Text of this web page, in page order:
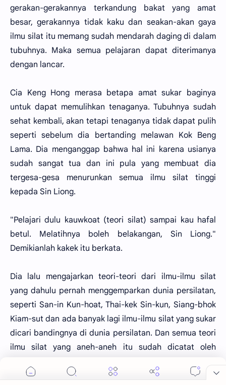
gerakan-gerakannya terkandung bakat yang amat
besar, gerakannya tidak kaku dan seakan-akan gaya
ilmu silat itu memang sudah mendarah daging di dalam
tubuhnya. Maka semua pelajaran dapat diterimanya
dengan lancar.
Cia Keng Hong merasa betapa amat sukar baginya
untuk dapat memulihkan tenaganya. Tubuhnya sudah
sehat kembali, akan tetapi tenaganya tidak dapat pulih
seperti sebelum dia bertanding melawan Kok Beng
Lama. Dia menganggap bahwa hal ini karena usianya
sudah sangat tua dan ini pula yang membuat dia
tergesa-gesa menurunkan semua ilmu silat tinggi
kepada Sin Liong.
"Pelajari dulu kauwkoat (teori silat) sampai kau hafal
betul. Melatihnya boleh belakangan, Sin Liong."
Demikianlah kakek itu berkata.
Dia lalu mengajarkan teori-teori dari ilmu-ilmu silat
yang dahulu pernah menggemparkan dunia persilatan,
seperti San-in Kun-hoat, Thai-kek Sin-kun, Siang-bhok
Kiam-sut dan ada banyak lagi ilmu-ilmu silat yang sukar
dicari bandingnya di dunia persilatan. Dan semua teori
ilmu silat yang aneh-aneh itu sudah dicatat oleh
cerdasnya.